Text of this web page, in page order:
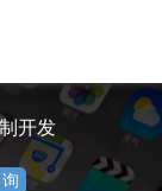
开发